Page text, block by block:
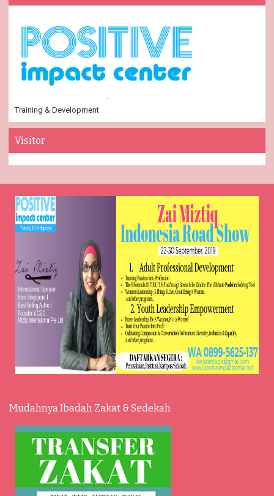
Training & Development
Visitor
Mudahnya Ibadah Zakat & Sedekah